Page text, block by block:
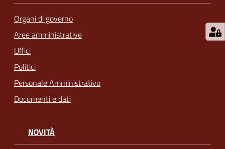
Organi di governo
Aree amministrative
Uffici
Politici
Personale Amministrativo
Documenti e dati
NOVITÀ